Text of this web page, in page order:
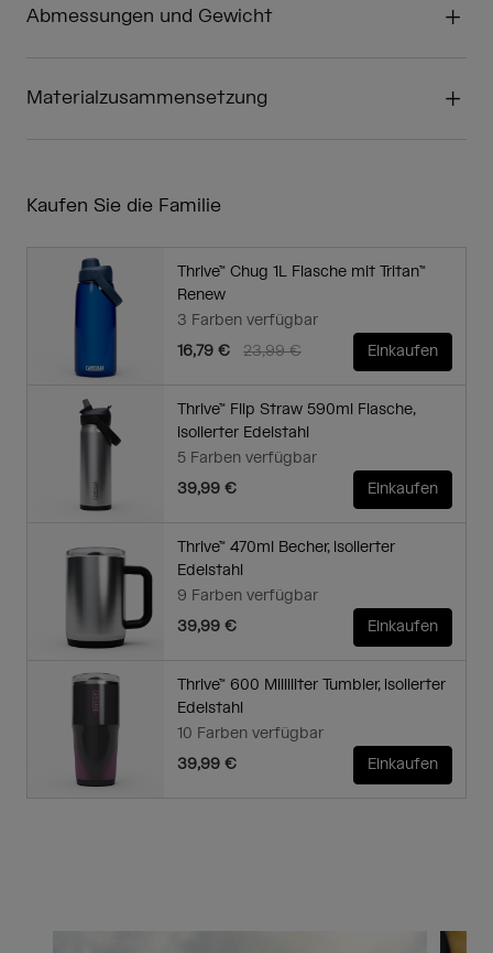
Abmessungen und Gewicht
Materialzusammensetzung
Kaufen Sie die Familie
Thrive™ Chug 1L Flasche mit Tritan™
Renew
3 Farben verfügbar
Price reduced from
23,99 €to
16,79 € Einkaufen
Thrive™ Flip Straw 590ml Flasche,
isolierter Edelstahl
5 Farben verfügbar
39,99 €
Einkaufen
Thrive™ 470ml Becher, isolierter
Edelstahl
9 Farben verfügbar
39,99 €
Einkaufen
Thrive™ 600 Milliliter Tumbler, isolierter
Edelstahl
10 Farben verfügbar
39,99 €
Einkaufen